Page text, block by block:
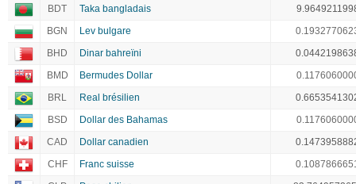
BDT
Taka bangladais
BGN
Lev bulgare
BHD
Dinar bahreïni
BMD
Bermudes Dollar
BRL
Real brésilien
BSD
Dollar des Bahamas
CAD
Dollar canadien
CHF
Franc suisse